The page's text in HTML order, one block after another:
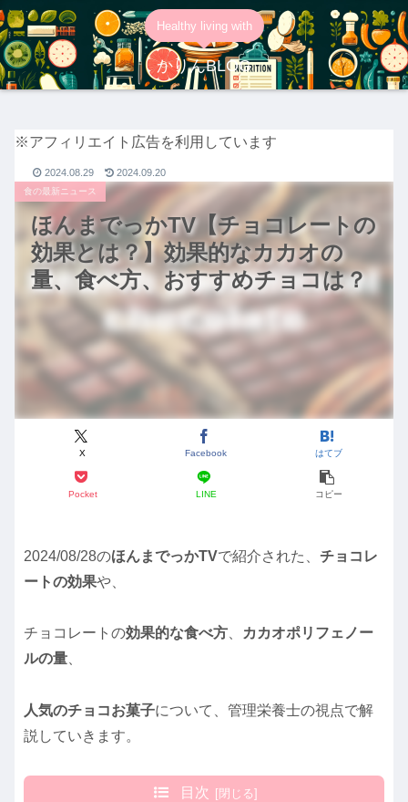
Healthy living with
かりんBLOG
ほんまでっかTV【チョコレートの
効果とは？】効果的なカカオの
量、食べ方、おすすめチョコは？
※アフィリエイト広告を利用しています
食の最新ニュース
X Facebook はてブ
Pocket LINE コピー
2024.08.29 2024.09.20
2024/08/28のほんまでっかTVで紹介された、 チョコレ
ートの効果や、
チョコレートの効果的な食べ方
カカオポリフェノー
ルの量
人気のチョコお菓子について、管理栄養士の視点で解
説していきます。
目次